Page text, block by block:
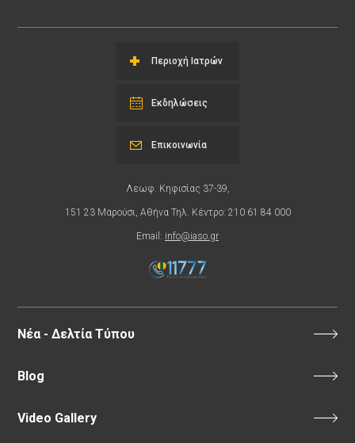
Περιοχή Ιατρών
Εκδηλώσεις
Λεωφ. Κηφισίας 37-39,
151 23 Μαρούσι, Αθήνα Τηλ. Κέντρο: 210 61 84 000
Email: info@iaso.gr
Επικοινωνία
Νέα - Δελτία Τύπου
Blog
Video Gallery